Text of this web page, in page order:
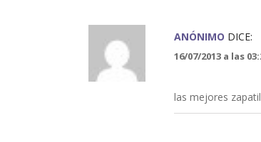
ANÓNIMO DICE:
16/07/2013 a las
las mejores